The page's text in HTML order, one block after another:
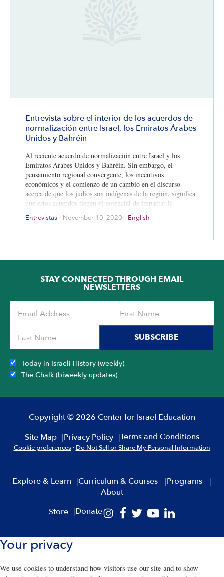
Entrevista sobre el interior de los acuerdos de
normalización entre Israel, los Emiratos Árabes
Unidos y Bahréin
Al reciente acuerdo de normalización entre Israel y los
Emiratos Árabes Unidos y Bahréin. Sin embargo, el
pensamiento regional convergente, los incentivos
económicos y el comienzo de un cambio en el discurso
acerca de que los judíos son indígenas de la región, significa
que estos acuerdos tienen el potencial de impactar la
trayectoria de Medio Oriente. ¿Cuál es el origen de estos
avances?
Entrevistas | November 10, 2020 | English
STAY CONNECTED THROUGH EMAIL
NEWSLETTERS
SUBSCRIBE
Today in Israeli History (weekly)
The Chalk (biweekly updates)
Copyright © 2026 Center for Israel Education
Site Map
Privacy Policy Terms and Conditions
Cookie preferences · Do Not Sell or Share My Personal Information
Explore & Learn Curriculum & Courses
Programs
About
Store
Donate
Your privacy
We use cookies to understand how visitors use our site and to show